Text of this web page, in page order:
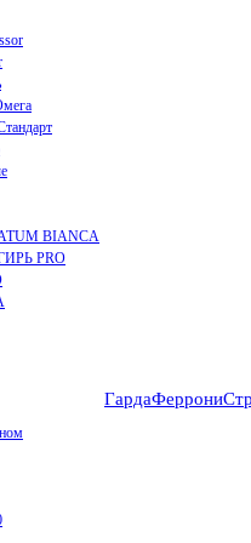
BIANCA
PRO
ГардаФеррони